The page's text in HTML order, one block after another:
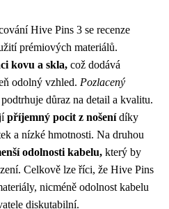
Hive Pins 3 se recenze
prémiových materiálů.
kovu a skla, což dodává
odolný vzhled. Pozlacený
důraz na detail a kvalitu.
příjemný pocit z nošenídíky
a nízké hmotnosti. Na druhou
odolnosti kabelu, který by
Celkově lze říci, že Hive Pins
nicméně odolnost kabelu
diskutabilní.